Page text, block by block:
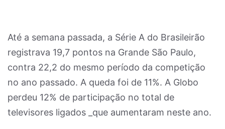
Até a semana passada, a Série A do Brasileirão
registrava 19,7 pontos na Grande São Paulo,
contra 22,2 do mesmo período da competição
no ano passado. A queda foi de 11%. A Globo
perdeu 12% de participação no total de
televisores ligados _que aumentaram neste ano.